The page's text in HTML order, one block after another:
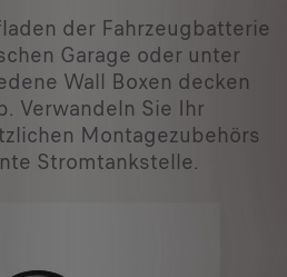
der Fahrzeugbatterie
Garage oder unter
Wall Boxen decken
Verwandeln Sie Ihr
Montagezubehörs
Stromtankstelle.